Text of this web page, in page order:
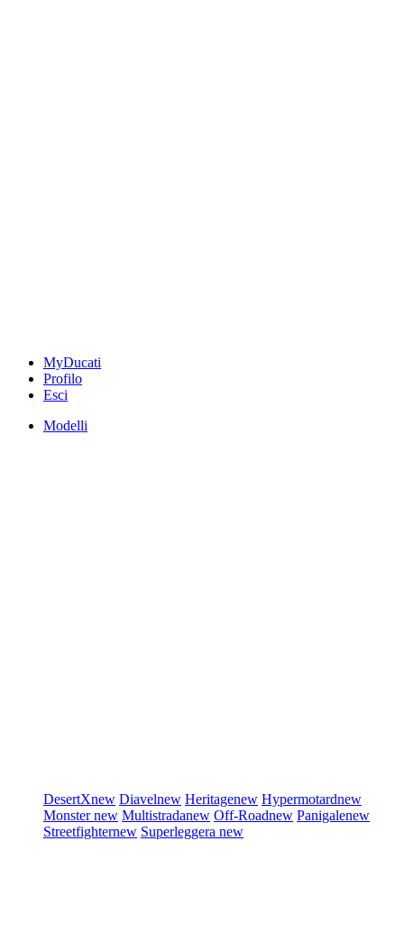
MyDucati
Profilo
Esci
Modelli
DesertXnew Diavelnew Heritagenew Hypermotardnew
Monsternew Multistradanew Off-Roadnew Panigalenew
Streetfighternew Superleggera new